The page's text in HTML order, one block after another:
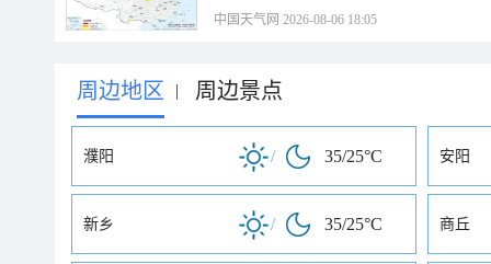
中国天气网 2026-08-06 18:05
周边地区 | 周边景点
濮阳 / 35/25°C 安阳
新乡 / 35/25°C 商丘